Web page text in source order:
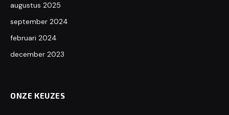
augustus 2025
september 2024
februari 2024
december 2023
ONZE KEUZES